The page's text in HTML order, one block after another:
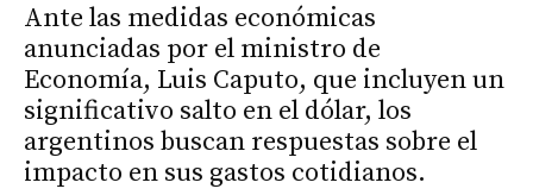
Ante las medidas económicas
anunciadas por el ministro de
Economía, Luis Caputo, que incluyen un
significativo salto en el dólar, los
argentinos buscan respuestas sobre el
impacto en sus gastos cotidianos.